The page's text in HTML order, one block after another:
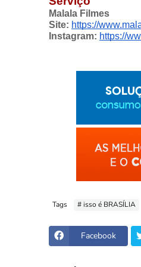
Malala Filmes
Site: https://
Instagram: https://
Tags # isso é BRASÍLIA
Facebook